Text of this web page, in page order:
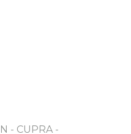
- CUPRA -